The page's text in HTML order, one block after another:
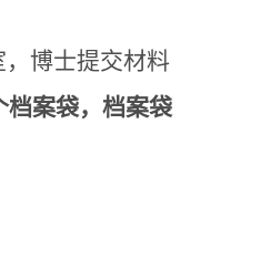
博士提交材料
档案袋，档案袋